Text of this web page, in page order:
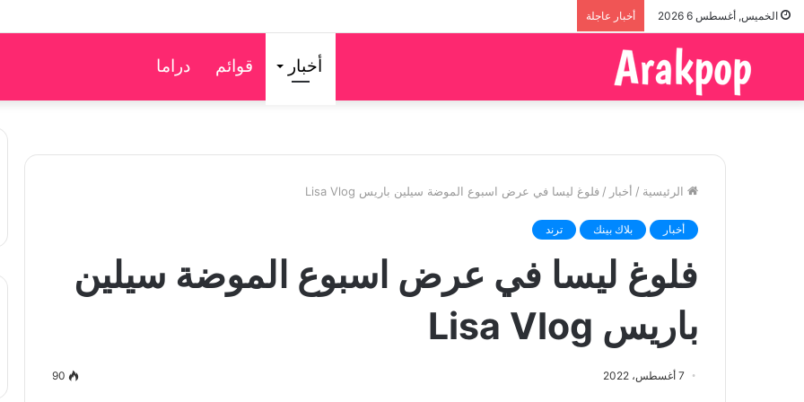
الخميس, أغسطس 6 2026 أخبار عاجلة
أخبار قوائم دراما
الرئيسية / أخبار / فلوغ ليسا في عرض اسبوع الموضة سيلين باريس Lisa Vlog
أخبار بلاك بينك ترند
فلوغ ليسا في عرض اسبوع الموضة سيلين
باريس Lisa Vlog
7 أغسطس، 2022 90